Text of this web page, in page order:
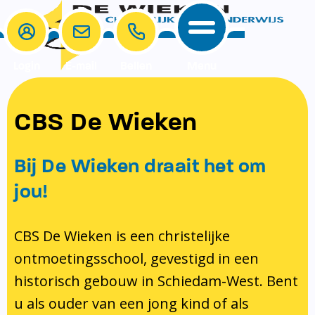
School
School
Onze visie rondom christelijke
identiteit
Pedagogisch klimaat en veiligheid
Bibliotheek
Ondersteuning
Ouders
MR & GMR
Aanmelden nieuwe leerling
Verlof aanvragen
Bibliotheek op school
Te weinig geld?
Contact
E-mail
CBS De Wieken
Bij De Wieken draait het om
jou!
CBS De Wieken is een christelijke
ontmoetingsschool, gevestigd in een
historisch gebouw in Schiedam-West. Bent
u als ouder van een jong kind of als